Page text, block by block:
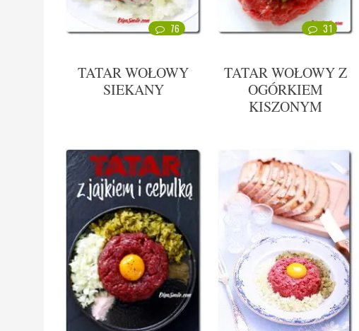
76
TATAR WOŁOWY
SIEKANY
31
TATAR WOŁOWY Z
OGÓRKIEM
KISZONYM